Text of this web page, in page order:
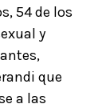
54 de los
y
que
a las